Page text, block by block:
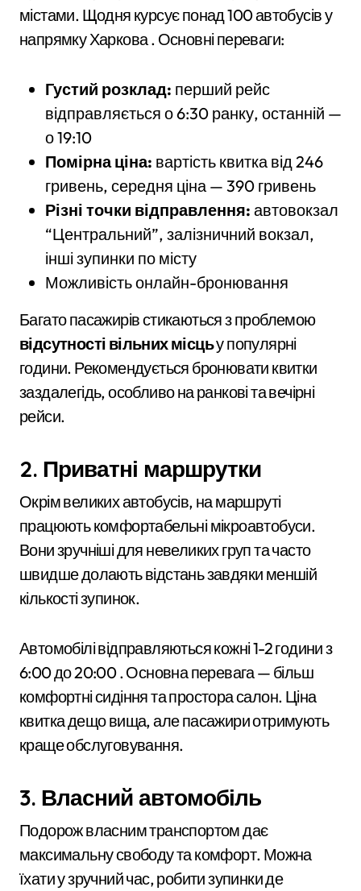
містами. Щодня курсує понад 100 автобусів у
напрямку Харкова . Основні переваги:
Густий розклад: перший рейс
відправляється о 6:30 ранку, останній —
о 19:10
Помірна ціна: вартість квитка від 246
гривень, середня ціна — 390 гривень
Різні точки відправлення: автовокзал
“Центральний”, залізничний вокзал,
інші зупинки по місту
Можливість онлайн-бронювання
Багато пасажирів стикаються з проблемою
відсутності вільних місцьу популярні
години. Рекомендується бронювати квитки
заздалегідь, особливо на ранкові та вечірні
рейси.
2. Приватні маршрутки
Окрім великих автобусів, на маршруті
працюють комфортабельні мікроавтобуси.
Вони зручніші для невеликих груп та часто
швидше долають відстань завдяки меншій
кількості зупинок.
Автомобілі відправляються кожні 1-2 години з
6:00 до 20:00 . Основна перевага — більш
комфортні сидіння та простора салон. Ціна
квитка дещо вища, але пасажири отримують
краще обслуговування.
3. Власний автомобіль
Подорож власним транспортом дає
максимальну свободу та комфорт. Можна
їхати у зручний час, робити зупинки де